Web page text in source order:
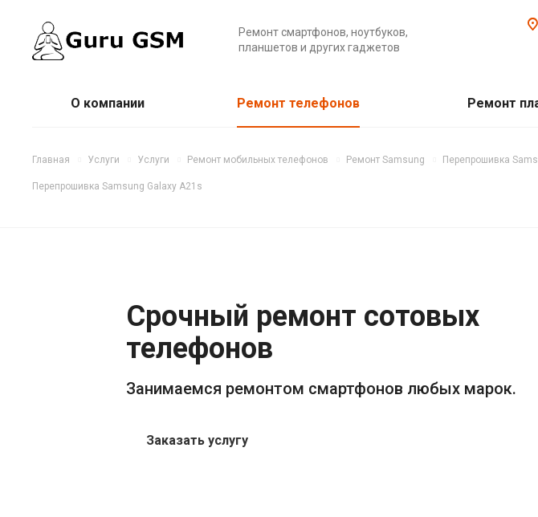
Ремонт смартфонов, ноутбуков,
планшетов и других гаджетов
О компании Ремонт телефонов Ремонт
Главная Услуги Услуги Ремонт мобильных телефонов Ремонт Samsung Перепрошивка
Перепрошивка Samsung Galaxy A21s
Срочный ремонт сотовых
телефонов
Занимаемся ремонтом смартфонов любых марок.
Заказать услугу